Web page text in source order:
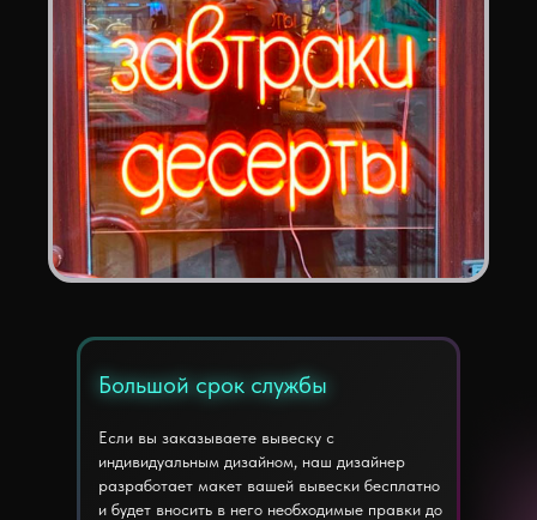
Если вы заказываете вывеску с
индивидуальным дизайном, наш дизайнер
разработает макет вашей вывески бесплатно
и будет вносить в него необходимые правки до
Большой срок службы
Большой срок службы